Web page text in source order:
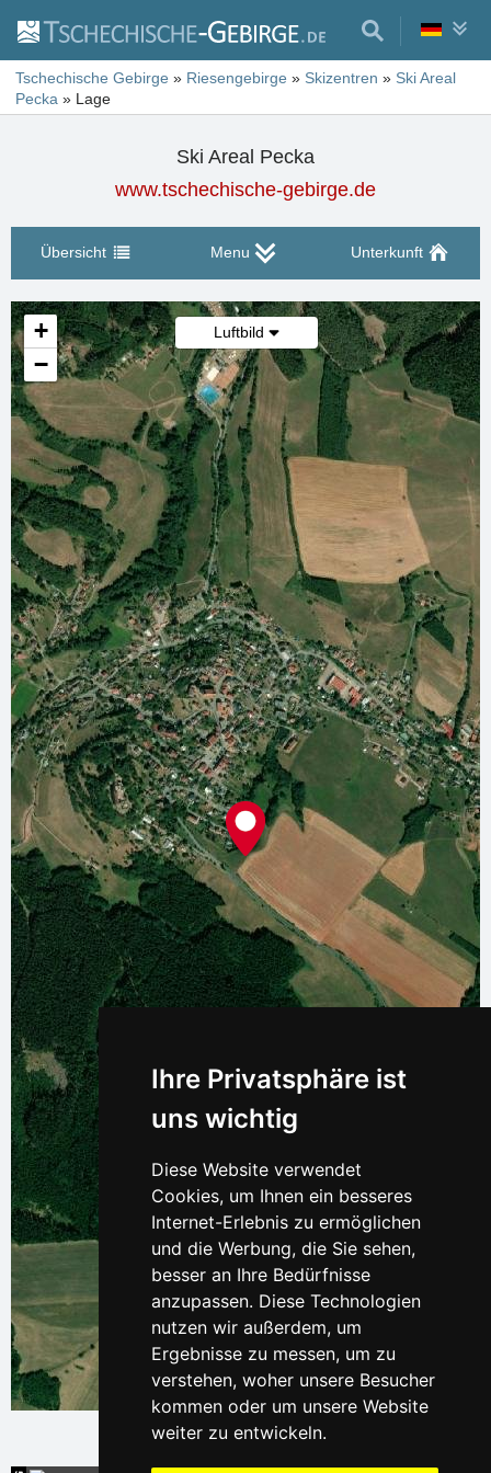
Ihre Privatsphäre ist
uns wichtig
Diese Website verwendet
Cookies, um Ihnen ein besseres
Internet-Erlebnis zu ermöglichen
und die Werbung, die Sie sehen,
besser an Ihre Bedürfnisse
anzupassen. Diese Technologien
nutzen wir außerdem, um
Ergebnisse zu messen, um zu
verstehen, woher unsere Besucher
kommen oder um unsere Website
weiter zu entwickeln.
Tschechische Gebirge » Riesengebirge » Skizentren » Ski Areal
Pecka » Lage
Ski Areal Pecka
www.tschechische-gebirge.de
Übersicht Menu Unterkunft
Luftbild
+
−
Leaflet| © Ersi World Imagery